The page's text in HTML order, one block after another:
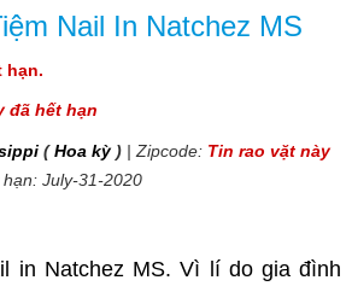
Nail In Natchez MS
hạn.
đã hết hạn
(Hoa kỳ)| Zipcode: Tin rao vặt này
hạn: July-31-2020
in Natchez MS. Vì lí do gia đình